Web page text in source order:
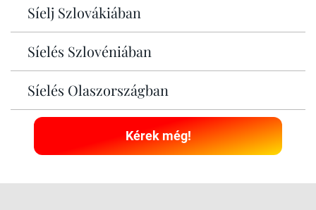
Síelj Szlovákiában
Síelés Szlovéniában
Síelés Olaszországban
Kérek még!